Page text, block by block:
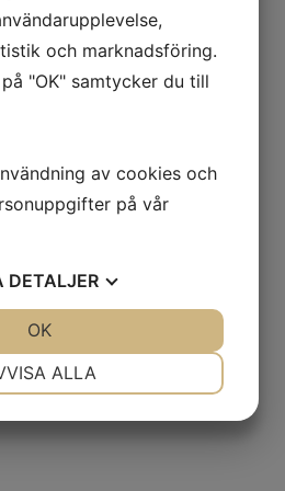
ditt val.
och marknadsföring.
"OK" samtycker du till
av cookies och
på vår
DETALJER
ALLA
OK